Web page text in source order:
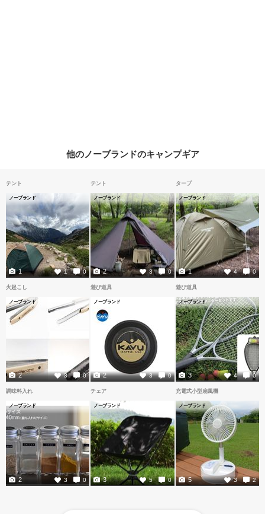
他のノーブランドのキャンプギア
テント
ノーブランド
1 0
1
テント
ノーブランド
3 0
2
タープ
ノーブランド
4 0
1
火起こし
ノーブランド
3 0
2
遊び道具
ノーブランド
3 0
2
遊び道具
ノーブランド
4 0
3
調味料入れ
ノーブランド
3 0
2
チェア
ノーブランド
5 0
3
充電式小型扇風機
ノーブランド
3 2
5